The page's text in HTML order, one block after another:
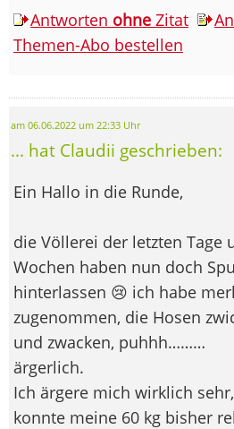
Antworten ohne Zitat
Themen-Abo bestellen
am 06.06.2022 um 22:33 Uhr
... hat Claudii geschrieben:
Ein Hallo in die Runde,
die Völlerei der letzten Tage
Wochen haben nun doch
hinterlassen 😢 ich habe
zugenommen, die Hosen
und zwacken, puhhh………
ärgerlich.
Ich ärgere mich wirklich sehr,
konnte meine 60 kg bisher